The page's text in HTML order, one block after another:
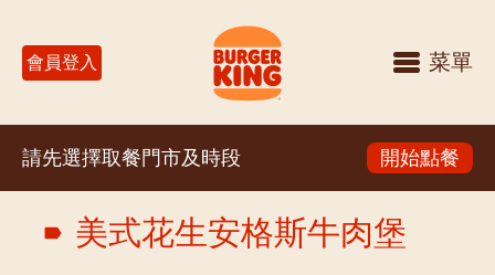
會員登入 菜單
請先選擇取餐門市及時段 開始點餐
美式花生安格斯牛肉堡